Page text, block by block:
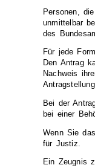
Personen,
unmittelbar
des
Für jede
Den Antrag
Nachweis
Bei der
bei einer
Wenn Sie
für Justiz.
Ein Zeugnis